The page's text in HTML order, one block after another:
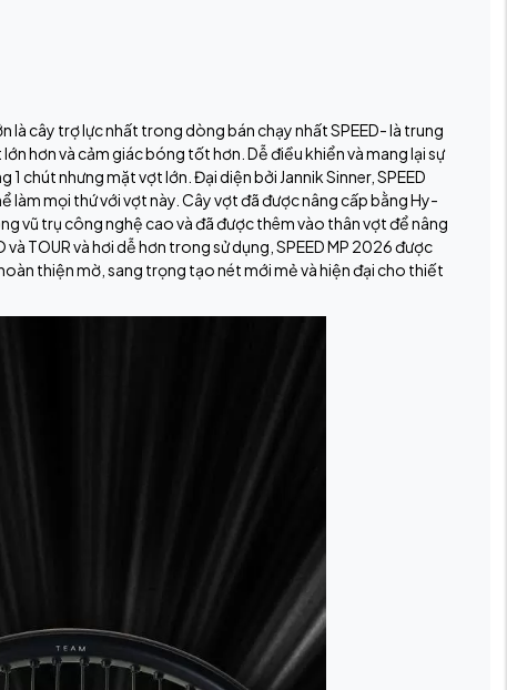
là cây trợ lực nhất trong dòng bán chạy nhất SPEED- là trung
hơn và cảm giác bóng tốt hơn. Dễ điều khiển và mang lại sự
chút nhưng mặt vợt lớn. Đại diện bởi Jannik Sinner, SPEED
làm mọi thứ với vợt này. Cây vợt đã được nâng cấp bằng Hy-
vũ trụ công nghệ cao và đã được thêm vào thân vợt để nâng
TOUR và hơi dễ hơn trong sử dụng, SPEED MP 2026 được
thiện mờ, sang trọng tạo nét mới mẻ và hiện đại cho thiết